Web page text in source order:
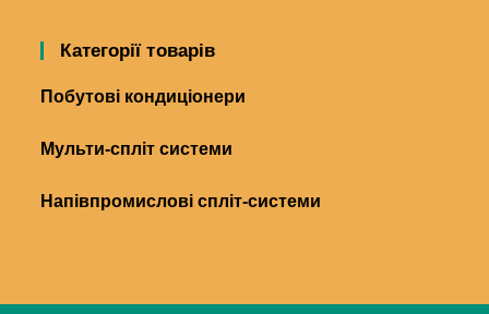
Категорії товарів
Побутові кондиціонери
Мульти-спліт системи
Напівпромислові спліт-системи